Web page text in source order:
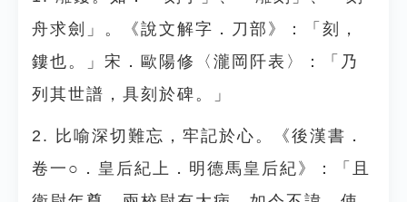
舟求劍」。《說文解字．刀部》：「刻，
鏤也。」宋．歐陽修〈瀧岡阡表〉：「乃
列其世譜，具刻於碑。」
2. 比喻深切難忘，牢記於心。《後漢書．
卷一○．皇后紀上．明德馬皇后紀》：「且